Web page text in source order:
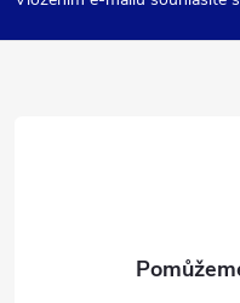
a